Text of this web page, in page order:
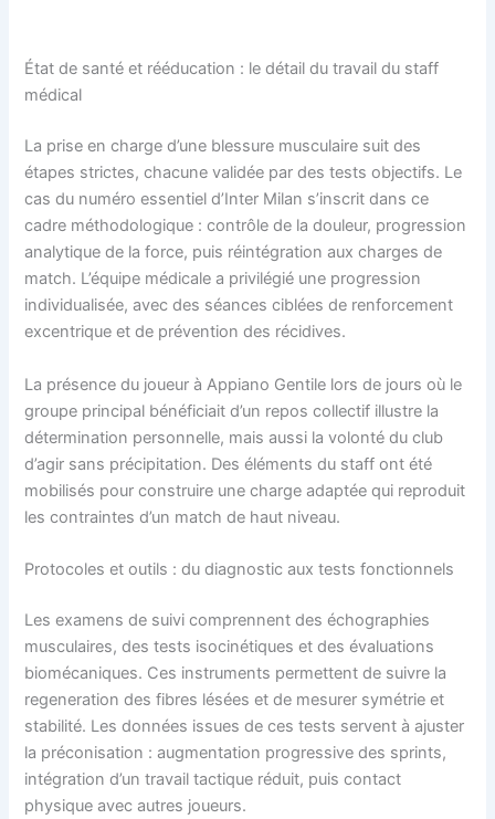
État de santé et rééducation : le détail du travail du staff
médical
La prise en charge d’une blessure musculaire suit des
étapes strictes, chacune validée par des tests objectifs. Le
cas du numéro essentiel d’Inter Milan s’inscrit dans ce
cadre méthodologique : contrôle de la douleur, progression
analytique de la force, puis réintégration aux charges de
match. L’équipe médicale a privilégié une progression
individualisée, avec des séances ciblées de renforcement
excentrique et de prévention des récidives.
La présence du joueur à Appiano Gentile lors de jours où le
groupe principal bénéficiait d’un repos collectif illustre la
détermination personnelle, mais aussi la volonté du club
d’agir sans précipitation. Des éléments du staff ont été
mobilisés pour construire une charge adaptée qui reproduit
les contraintes d’un match de haut niveau.
Protocoles et outils : du diagnostic aux tests fonctionnels
Les examens de suivi comprennent des échographies
musculaires, des tests isocinétiques et des évaluations
biomécaniques. Ces instruments permettent de suivre la
regeneration des fibres lésées et de mesurer symétrie et
stabilité. Les données issues de ces tests servent à ajuster
la préconisation : augmentation progressive des sprints,
intégration d’un travail tactique réduit, puis contact
physique avec autres joueurs.